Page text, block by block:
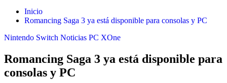
Inicio
Romancing Saga 3 ya está disponible para consolas y PC
Nintendo Switch Noticias PC XOne
Romancing Saga 3 ya está disponible para
consolas y PC